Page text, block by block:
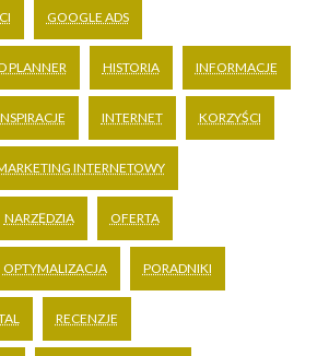
GOOGLE ADS
PLANNER HISTORIA INFORMACJE
INTERNET KORZYŚCI
INTERNETOWY
NARZĘDZIA OFERTA
OPTYMALIZACJA PORADNIKI
RECENZJE